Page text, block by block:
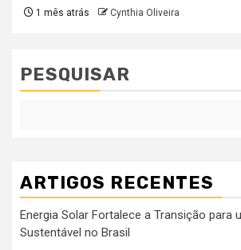
1 mês atrás Cynthia Oliveira
PESQUISAR
ARTIGOS RECENTES
Energia Solar Fortalece a Transição para
Sustentável no Brasil